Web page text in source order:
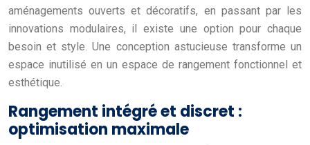
aménagements ouverts et décoratifs, en passant par les
innovations modulaires, il existe une option pour chaque
besoin et style. Une conception astucieuse transforme un
espace inutilisé en un espace de rangement fonctionnel et
esthétique.
Rangement intégré et discret :
optimisation maximale